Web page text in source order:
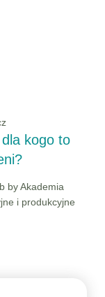
kogo to
by Akademia
i produkcyjne